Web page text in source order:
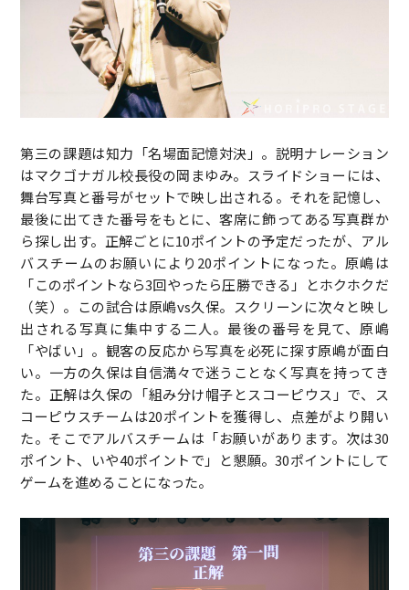
第三の課題は知力「名場面記憶対決」。説明ナレーション
はマクゴナガル校長役の岡まゆみ。スライドショーには、
舞台写真と番号がセットで映し出される。それを記憶し、
最後に出てきた番号をもとに、客席に飾ってある写真群か
ら探し出す。正解ごとに10ポイントの予定だったが、アル
バスチームのお願いにより20ポイントになった。原嶋は
「このポイントなら3回やったら圧勝できる」とホクホクだ
（笑）。この試合は原嶋vs久保。スクリーンに次々と映し
出される写真に集中する二人。最後の番号を見て、原嶋
「やばい」。観客の反応から写真を必死に探す原嶋が面白
い。一方の久保は自信満々で迷うことなく写真を持ってき
た。正解は久保の「組み分け帽子とスコーピウス」で、ス
コーピウスチームは20ポイントを獲得し、点差がより開い
た。そこでアルバスチームは「お願いがあります。次は30
ポイント、いや40ポイントで」と懇願。30ポイントにして
ゲームを進めることになった。